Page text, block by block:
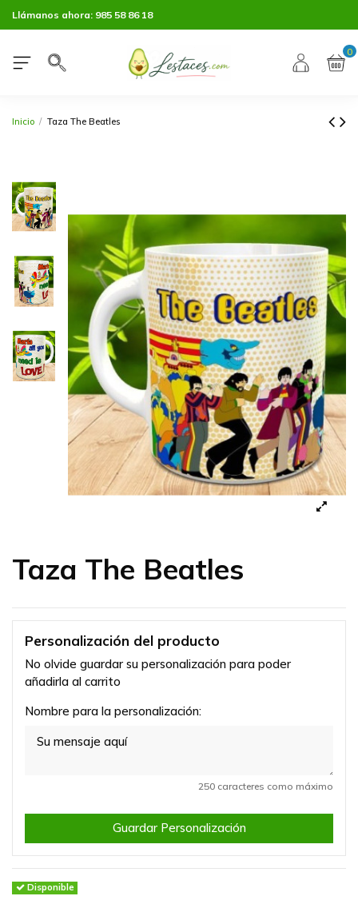
Llámanos ahora: 985 58 86 18
0
Inicio Taza The Beatles
Taza The Beatles
Personalización del producto
No olvide guardar su personalización para poder
añadirla al carrito
Nombre para la personalización:
250 caracteres como máximo
Guardar Personalización
Disponible